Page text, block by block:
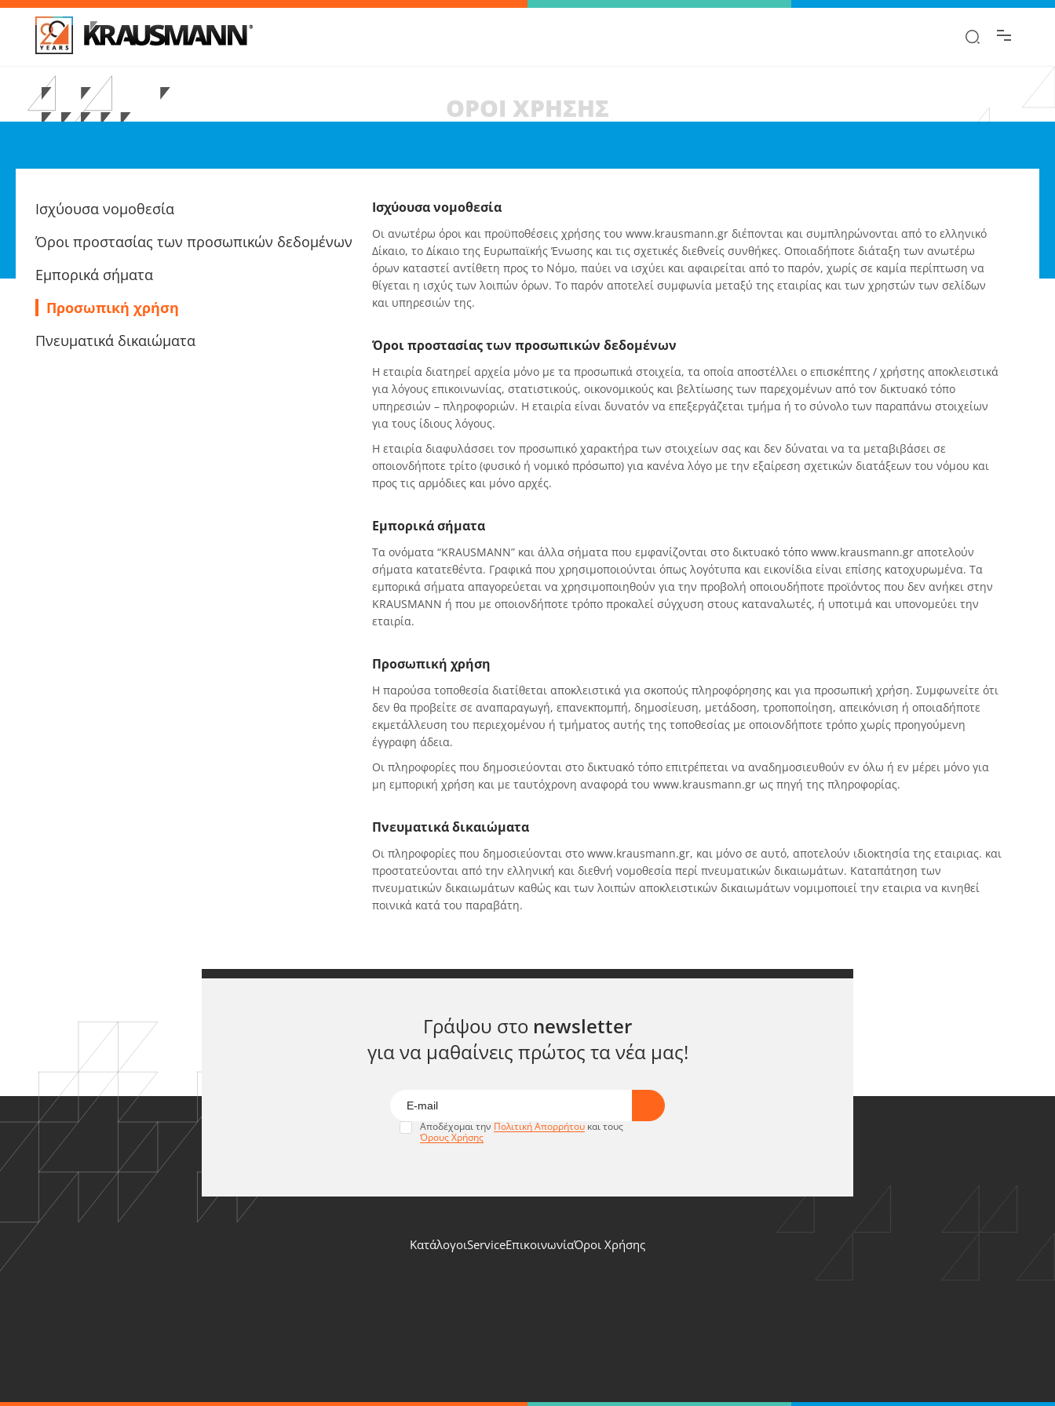
ΟΡΟΙ ΧΡΗΣΗΣ
Ισχύουσα νομοθεσία
Όροι προστασίας των προσωπικών δεδομένων
Εμπορικά σήματα
Προσωπική χρήση
Πνευματικά δικαιώματα
Ισχύουσα νομοθεσία
Οι ανωτέρω όροι και προϋποθέσεις χρήσης του www.krausmann.gr διέπονται και συμπληρώνονται από το ελληνικό
Δίκαιο, το Δίκαιο της Ευρωπαϊκής Ένωσης και τις σχετικές διεθνείς συνθήκες. Οποιαδήποτε διάταξη των ανωτέρω
όρων καταστεί αντίθετη προς το Νόμο, παύει να ισχύει και αφαιρείται από το παρόν, χωρίς σε καμία περίπτωση να
θίγεται η ισχύς των λοιπών όρων. Το παρόν αποτελεί συμφωνία μεταξύ της εταιρίας και των χρηστών των σελίδων
και υπηρεσιών της.
Όροι προστασίας των προσωπικών δεδομένων
Η εταιρία διατηρεί αρχεία μόνο με τα προσωπικά στοιχεία, τα οποία αποστέλλει ο επισκέπτης / χρήστης αποκλειστικά
για λόγους επικοινωνίας, στατιστικούς, οικονομικούς και βελτίωσης των παρεχομένων από τον δικτυακό τόπο
υπηρεσιών – πληροφοριών. Η εταιρία είναι δυνατόν να επεξεργάζεται τμήμα ή το σύνολο των παραπάνω στοιχείων
για τους ίδιους λόγους.
Η εταιρία διαφυλάσσει τον προσωπικό χαρακτήρα των στοιχείων σας και δεν δύναται να τα μεταβιβάσει σε
οποιονδήποτε τρίτο (φυσικό ή νομικό πρόσωπο) για κανένα λόγο με την εξαίρεση σχετικών διατάξεων του νόμου και
προς τις αρμόδιες και μόνο αρχές.
Εμπορικά σήματα
Tα ονόματα “KRAUSMANN” και άλλα σήματα που εμφανίζονται στο δικτυακό τόπο www.krausmann.gr αποτελούν
σήματα κατατεθέντα. Γραφικά που χρησιμοποιούνται όπως λογότυπα και εικονίδια είναι επίσης κατοχυρωμένα. Τα
εμπορικά σήματα απαγορεύεται να χρησιμοποιηθούν για την προβολή οποιουδήποτε προϊόντος που δεν ανήκει στην
KRAUSMANN ή που με οποιονδήποτε τρόπο προκαλεί σύγχυση στους καταναλωτές, ή υποτιμά και υπονομεύει την
εταιρία.
Προσωπική χρήση
Η παρούσα τοποθεσία διατίθεται αποκλειστικά για σκοπούς πληροφόρησης και για προσωπική χρήση. Συμφωνείτε ότι
δεν θα προβείτε σε αναπαραγωγή, επανεκπομπή, δημοσίευση, μετάδοση, τροποποίηση, απεικόνιση ή οποιαδήποτε
εκμετάλλευση του περιεχομένου ή τμήματος αυτής της τοποθεσίας με οποιονδήποτε τρόπο χωρίς προηγούμενη
έγγραφη άδεια.
Οι πληροφορίες που δημοσιεύονται στο δικτυακό τόπο επιτρέπεται να αναδημοσιευθούν εν όλω ή εν μέρει μόνο για
μη εμπορική χρήση και με ταυτόχρονη αναφορά του www.krausmann.gr ως πηγή της πληροφορίας.
Πνευματικά δικαιώματα
Οι πληροφορίες που δημοσιεύονται στο www.krausmann.gr, και μόνο σε αυτό, αποτελούν ιδιοκτησία της εταιριας. και
προστατεύονται από την ελληνική και διεθνή νομοθεσία περί πνευματικών δικαιωμάτων. Καταπάτηση των
πνευματικών δικαιωμάτων καθώς και των λοιπών αποκλειστικών δικαιωμάτων νομιμοποιεί την εταιρια να κινηθεί
ποινικά κατά του παραβάτη.
Γράψου στο newsletter
για να μαθαίνεις πρώτος τα νέα μας!
Αποδέχομαι την Πολιτική Απορρήτου και τους
Όρους Χρήσης
ΚατάλογοιServiceΕπικοινωνίαΌροι Χρήσης
ΑΝΑΖΗΤΗΣΗ